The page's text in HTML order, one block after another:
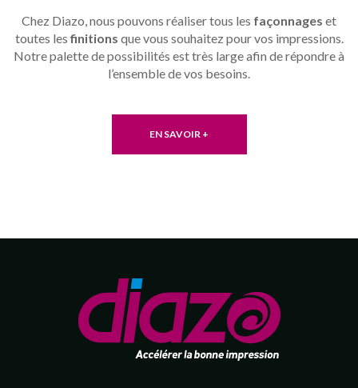
Chez Diazo, nous pouvons réaliser tous les façonnages et
toutes lesfinitions que vous souhaitez pour vos impressions.
Notre palette de possibilités est très large afin de répondre à
l’ensemble de vos besoins.
EN SAVOIR +